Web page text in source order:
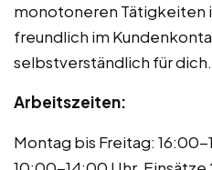
monotoneren Tätigkeiten
freundlich im
selbstverständlich für dich.
Arbeitszeiten:
Montag bis Freitag: 16:00-